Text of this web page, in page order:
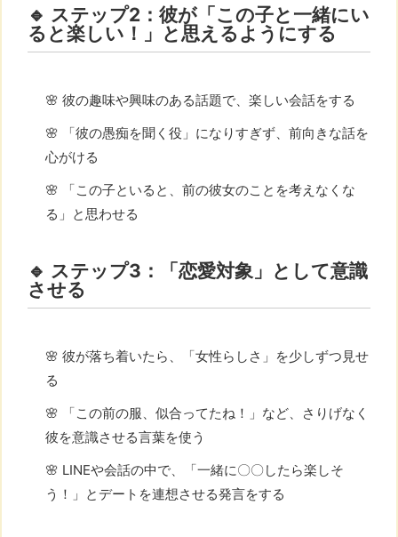
🔹 ステップ2：彼が「この子と一緒にい
ると楽しい！」と思えるようにする
🌸 彼の趣味や興味のある話題で、楽しい会話をする
🌸 「彼の愚痴を聞く役」になりすぎず、前向きな話を
心がける
🌸 「この子といると、前の彼女のことを考えなくな
る」と思わせる
🔹 ステップ3：「恋愛対象」として意識
させる
🌸 彼が落ち着いたら、「女性らしさ」を少しずつ見せ
る
🌸 「この前の服、似合ってたね！」など、さりげなく
彼を意識させる言葉を使う
🌸 LINEや会話の中で、「一緒に〇〇したら楽しそ
う！」とデートを連想させる発言をする